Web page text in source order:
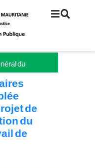
la
de
de
du
de